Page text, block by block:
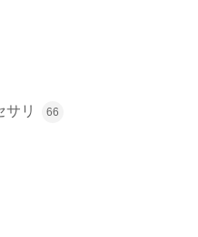
サリ 66